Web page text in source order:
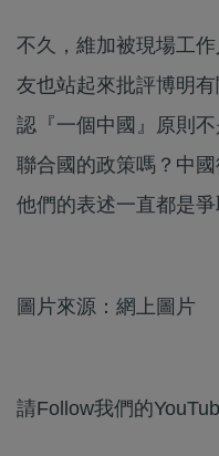
不久，維加被現場工
友也站起來批評博明
認『一個中國』原則
聯合國的政策嗎？中
他們的表述一直都是爭
圖片來源：網上圖片
請Follow我們的